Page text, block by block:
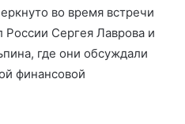
во время встречи
Сергея Лаврова и
где они обсуждали
финансовой